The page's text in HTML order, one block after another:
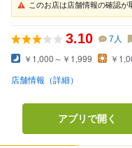
このお店は店舗情報の確認が
3.10 7 人
￥1,000～￥1,999 ￥
店舗情報（詳細）
アプリで開く